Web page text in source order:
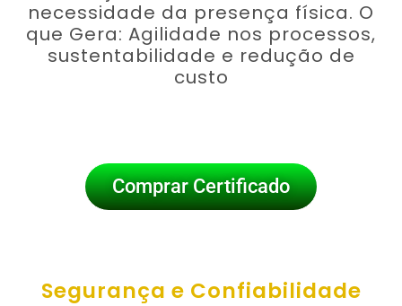
necessidade da presença física. O
que Gera: Agilidade nos processos,
sustentabilidade e redução de
custo
Comprar Certificado
Segurança e Confiabilidade